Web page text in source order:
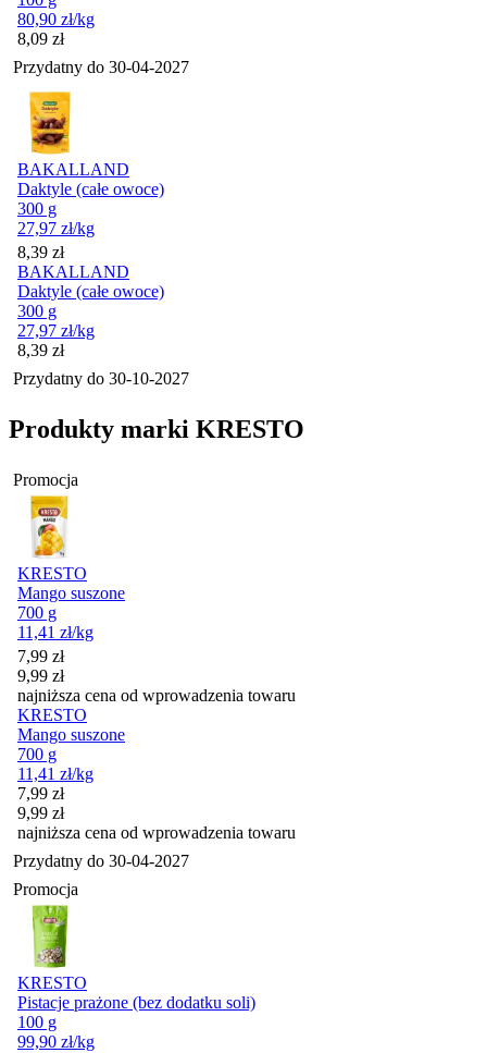
80,90 zł/kg
Cena
8,09 zł
Przydatny do 30-04-2027
BAKALLAND
Daktyle (całe owoce)
300 g
27,97 zł/kg
Cena
8,39 zł
BAKALLAND
Daktyle (całe owoce)
300 g
27,97 zł/kg
Cena
8,39 zł
Przydatny do 30-10-2027
Produkty marki KRESTO
Promocja
KRESTO
Mango suszone
700 g
11,41 zł/kg
Cena promocyjna
7,99 zł
9,99 zł
najniższa cena od wprowadzenia towaru
KRESTO
Mango suszone
700 g
11,41 zł/kg
Cena promocyjna
7,99 zł
9,99 zł
najniższa cena od wprowadzenia towaru
Przydatny do 30-04-2027
Promocja
KRESTO
Pistacje prażone (bez dodatku soli)
100 g
99,90 zł/kg